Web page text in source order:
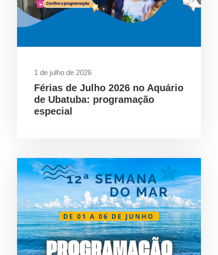
1 de julho de 2026
Férias de Julho 2026 no Aquário
de Ubatuba: programação
especial